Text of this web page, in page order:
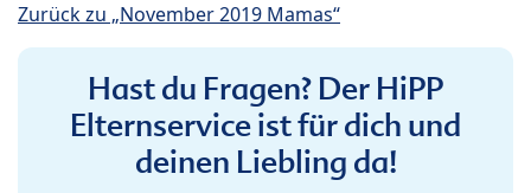
Zurück zu „November 2019 Mamas“
Hast du Fragen? Der HiPP
Elternservice ist für dich und
deinen Liebling da!